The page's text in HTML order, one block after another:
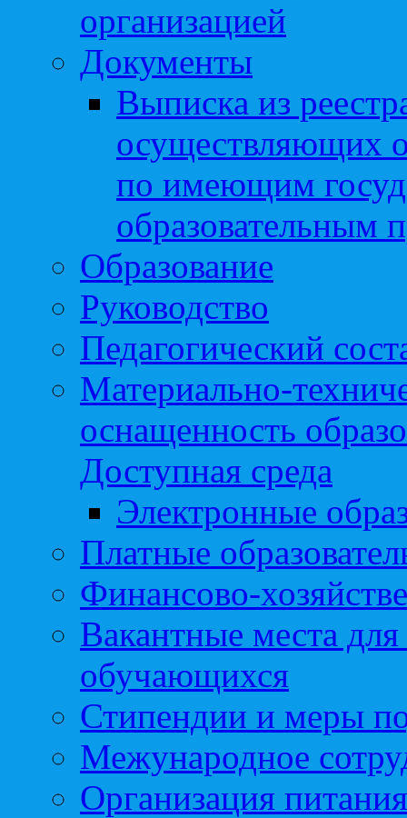
организацией
Документы
Выписка из
осуществляющих
по имеющим
образовательным
Образование
Руководство
Педагогический
Материально-
оснащенность
Доступная среда
Электронные
Платные
Финансово-
Вакантные места
обучающихся
Стипендии и меры
Межународное
Организация